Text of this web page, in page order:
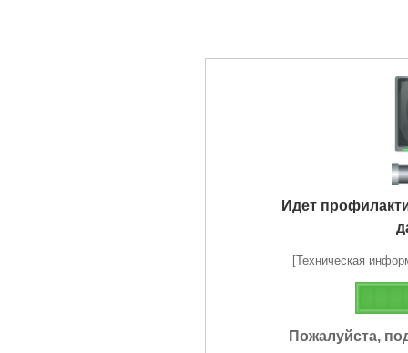
Идет
[Техническая
Пожалуйста,